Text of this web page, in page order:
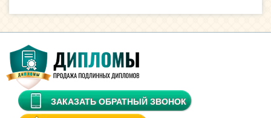
ЗАКАЗАТЬ ОБРАТНЫЙ ЗВОНОК